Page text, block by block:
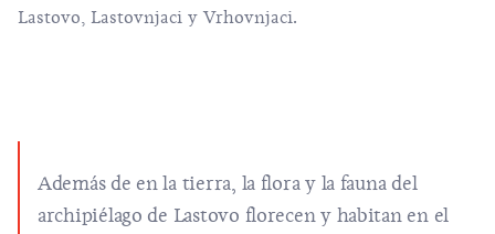
Lastovo, Lastovnjaci y Vrhovnjaci.
Además de en la tierra, la flora y la fauna del
archipiélago de Lastovo florecen y habitan en el